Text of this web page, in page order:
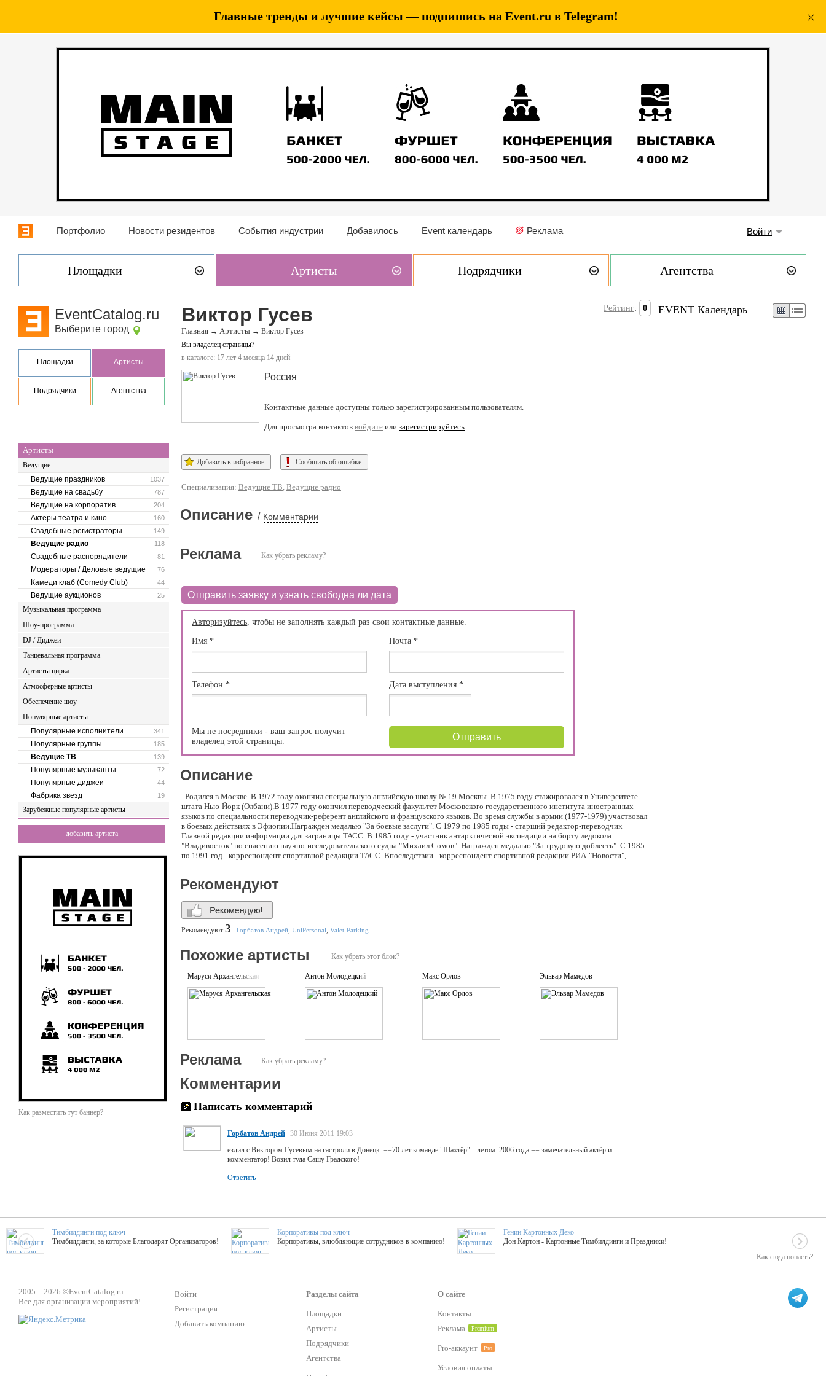
Главные тренды и лучшие кейсы — подпишись на Event.ru в Telegram!
Портфолио Новости резидентов События индустрии Добавилось Event календарь Реклама Войти
Площадки Артисты Подрядчики Агентства
EventCatalog.ru
Выберите город
Площадки Артисты
Подрядчики Агентства
Артисты
Ведущие
1037
Ведущие праздников
787
Ведущие на свадьбу
204
Ведущие на корпоратив
160
Актеры театра и кино
149
Свадебные регистраторы
118
Ведущие радио
81
Свадебные распорядители
76
Модераторы / Деловые ведущие
44
Камеди клаб (Comedy Club)
25
Ведущие аукционов
Музыкальная программа
Шоу-программа
DJ / Диджеи
Танцевальная программа
Артисты цирка
Атмосферные артисты
Обеспечение шоу
Популярные артисты
341
Популярные исполнители
185
Популярные группы
139
Ведущие ТВ
72
Популярные музыканты
44
Популярные диджеи
19
Фабрика звезд
Зарубежные популярные артисты
добавить артиста
Как разместить тут баннер?
Виктор Гусев
Главная → Артисты → Виктор Гусев
Вы владелец страницы?
в каталоге: 17 лет 4 месяца 14 дней
Рейтинг: 0
Россия
Контактные данные доступны только зарегистрированным пользователям.
Для просмотра контактов войдите или зарегистрируйтесь.
Добавить в избранное Сообщить об ошибке
Специализация: Ведущие ТВ, Ведущие радио
Описание / Комментарии
Как убрать рекламу?
Реклама
Отправить заявку и узнать свободна ли дата
Авторизуйтесь, чтобы не заполнять каждый раз свои контактные данные.
Имя *
Телефон *
Мы не посредники - ваш запрос получит
владелец этой страницы.
Почта*
Дата выступления*
Отправить
Описание
Родился в Москве. В 1972 году окончил специальную английскую школу № 19 Москвы. В 1975 году стажировался в Университете
штата Нью-Йорк (Олбани).В 1977 году окончил переводческий факультет Московского государственного института иностранных
языков по специальности переводчик-референт английского и французского языков. Во время службы в армии (1977-1979) участвовал
в боевых действиях в Эфиопии.Награжден медалью "За боевые заслуги". С 1979 по 1985 годы - старший редактор-переводчик
Главной редакции информации для заграницы ТАСС. В 1985 году - участник антарктической экспедиции на борту ледокола
"Владивосток" по спасению научно-исследовательского судна "Михаил Сомов". Награжден медалью "За трудовую доблесть". С 1985
по 1991 год - корреспондент спортивной редакции ТАСС. Впоследствии - корреспондент спортивной редакции РИА-"Новости",
внештатно сотрудничает с телевидением, комментируя футбольные матчи и ведя спортивные программы ("Спорт-уикэнд", "Гол",
"Время футбола", "На футболе с Виктором Гусевым" и другие) на Первом канале. С 1996 года - ведущий программы "Время",
комментатор, руководитель проекта Дирекции спортивного вещания Первого канала. Участник проектов "Последний герой", "Большие
гонки" и других программ на Первом канале. Участник всех финалов Национальной телевизионной премии ТЭФИ с 1998 по 2006
годы. Обладатель премии ТЭФИ за 2001, 2002 и 2006 годы. Член Академии Российского телевидения. Лауреат Премии правительства
России в области печатных СМИ за 2006 год. В 2006 г. награжден медалью ордена "За заслуги перед отечеством" 2-й степени.
Рекомендуют
Рекомендуют 3 : Горбатов Андрей UniPersonal Valet-Parking
Как убрать этот блок?
Похожие артисты
Маруся Архангельская Антон Молодецкий Макс Орлов Эльвар Мамедов
Как убрать рекламу?
Реклама
Комментарии
Написать комментарий
Горбатов Андрей 30 Июня 2011 19:03
ездил с Виктором Гусевым на гастроли в Донецк ==70 лет команде "Шахтёр" --летом 2006 года == замечательный актёр и
комментатор! Возил туда Сашу Градского!
Ответить
EVENT Календарь
Как сюда попасть?
Тимбилдинги под ключ
Тимбилдинги, за которые Благодарят Организаторов!
Корпоративы под ключ
Корпоративы, влюбляющие сотрудников в компанию!
Гении Картонных Деко
Дон Картон - Картонные Тимбилдинги и Праздники!
ТОПовые мастер-классы на мероприятие! Гибкие цены!
ShowTex - Декор и Ди
Мастер-классы
ТОП 25 активностей! Смета за 15 минут!
Букинг компания №1
Оперативная информация о любых зарубежных артистах
Хотите весело?
2005 – 2026 ©EventCatalog.ru
Все для организации мероприятий!
Войти
Регистрация
Добавить компанию
Разделы сайта
Площадки
Артисты
Подрядчики
Агентства
О сайте
Контакты
Реклама
Premium
Pro-аккаунт Pro
Условия оплаты